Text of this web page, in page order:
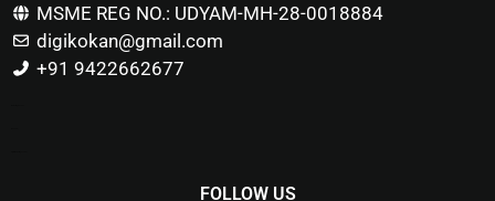
MSME REG NO.: UDYAM-MH-28-0018884
digikokan@gmail.com
+91 9422662677
FOLLOW US